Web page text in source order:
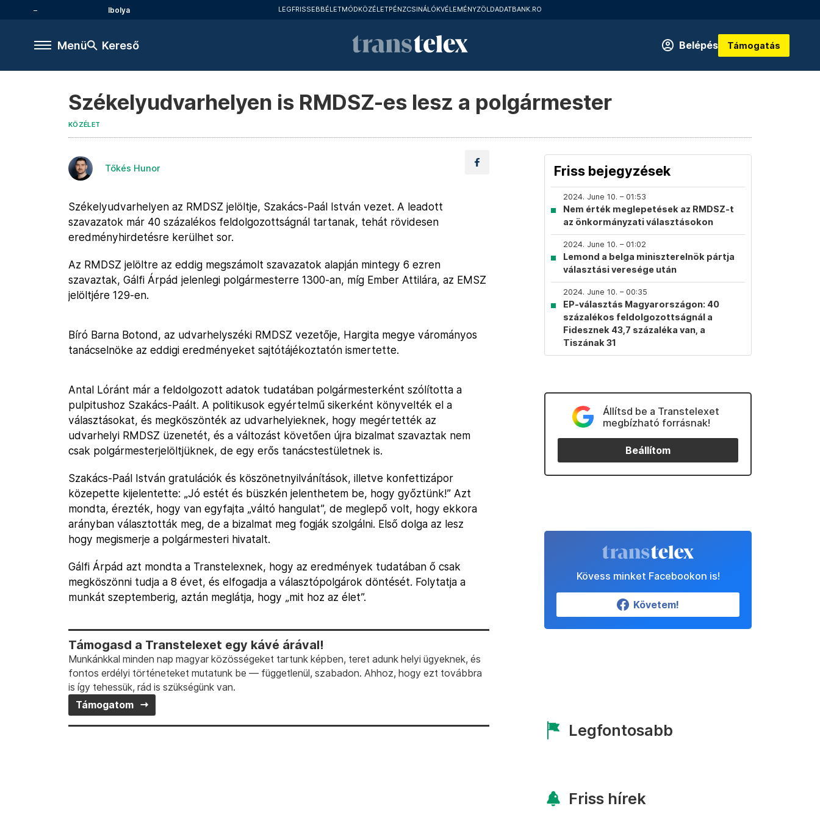
Ibolya LEGFRISSEBBÉLETMÓDKÖZÉLETPÉNZCSINÁLÓKVÉLEMÉNYZÖLDADATBANK.RO
Menü Kereső Belépés Támogatás
Székelyudvarhelyen is RMDSZ-es lesz a polgármester
KÖZÉLET
Tőkés Hunor
Székelyudvarhelyen az RMDSZ jelöltje, Szakács-Paál István vezet. A leadott
szavazatok már 40 százalékos feldolgozottságnál tartanak, tehát rövidesen
eredményhirdetésre kerülhet sor.
Az RMDSZ jelöltre az eddig megszámolt szavazatok alapján mintegy 6 ezren
szavaztak, Gálfi Árpád jelenlegi polgármesterre 1300-an, míg Ember Attilára, az EMSZ
jelöltjére 129-en.
Bíró Barna Botond, az udvarhelyszéki RMDSZ vezetője, Hargita megye várományos
tanácselnöke az eddigi eredményeket sajtótájékoztatón ismertette.
Antal Lóránt már a feldolgozott adatok tudatában polgármesterként szólította a
pulpitushoz Szakács-Paált. A politikusok egyértelmű sikerként könyvelték el a
választásokat, és megköszönték az udvarhelyieknek, hogy megértették az
udvarhelyi RMDSZ üzenetét, és a változást követően újra bizalmat szavaztak nem
csak polgármesterjelöltjüknek, de egy erős tanácstestületnek is.
Szakács-Paál István gratulációk és köszönetnyilvánítások, illetve konfettizápor
közepette kijelentette: „Jó estét és büszkén jelenthetem be, hogy győztünk!” Azt
mondta, érezték, hogy van egyfajta „váltó hangulat”, de meglepő volt, hogy ekkora
arányban választották meg, de a bizalmat meg fogják szolgálni. Első dolga az lesz
hogy megismerje a polgármesteri hivatalt.
Gálfi Árpád azt mondta a Transtelexnek, hogy az eredmények tudatában ő csak
megköszönni tudja a 8 évet, és elfogadja a választópolgárok döntését. Folytatja a
munkát szeptemberig, aztán meglátja, hogy „mit hoz az élet”.
Támogasd a Transtelexet egy kávé árával!
Munkánkkal minden nap magyar közösségeket tartunk képben, teret adunk helyi ügyeknek, és
fontos erdélyi történeteket mutatunk be — függetlenül, szabadon. Ahhoz, hogy ezt továbbra
is így tehessük, rád is szükségünk van.
Támogatom
Friss bejegyzések
2024. June 10. – 01:53
Nem érték meglepetések az RMDSZ-t
az önkormányzati választásokon
2024. June 10. – 01:02
Lemond a belga miniszterelnök pártja
választási veresége után
2024. June 10. – 00:35
EP-választás Magyarországon: 40
százalékos feldolgozottságnál a
Fidesznek 43,7 százaléka van, a
Tiszának 31
Állítsd be a Transtelexet
megbízható forrásnak!
Beállítom
Kövess minket Facebookon is!
Követem!
Legfontosabb
Friss hírek